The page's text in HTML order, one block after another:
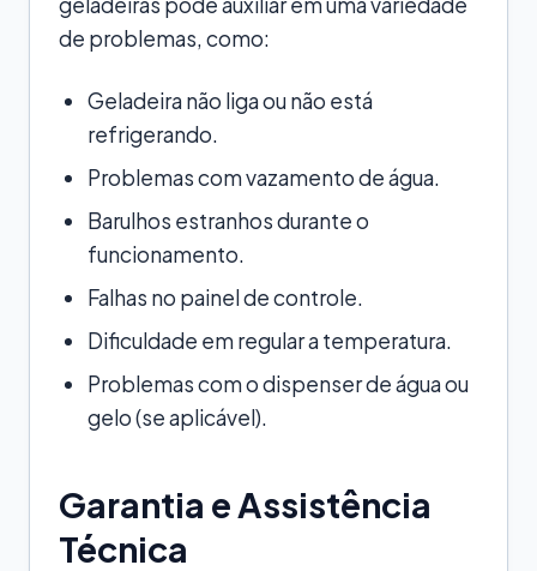
de problemas, como:
Geladeira não liga ou não está
refrigerando.
Problemas com vazamento de água.
Barulhos estranhos durante o
funcionamento.
Falhas no painel de controle.
Dificuldade em regular a temperatura.
Problemas com o dispenser de água ou
gelo (se aplicável).
Garantia e Assistência
Técnica